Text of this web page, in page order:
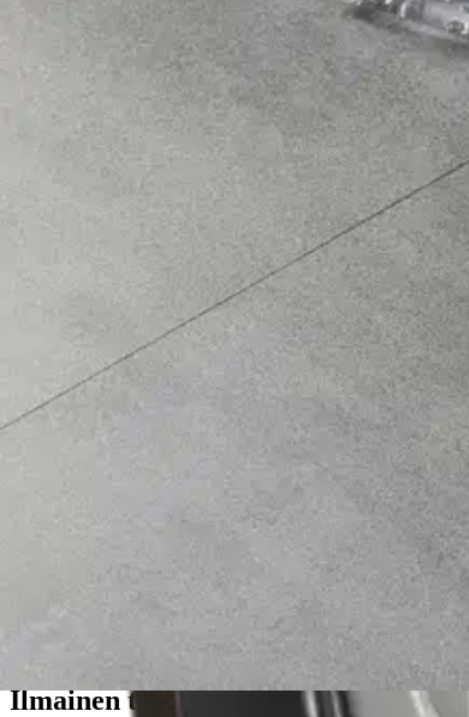
Panasonic ER-SB40-K803
126,65 €
Asiakasomistajahinta
Valitse toimitustapa
Nouto myymälästä
Ei saatavilla
Ilmainen toimitus yli 100 €:n